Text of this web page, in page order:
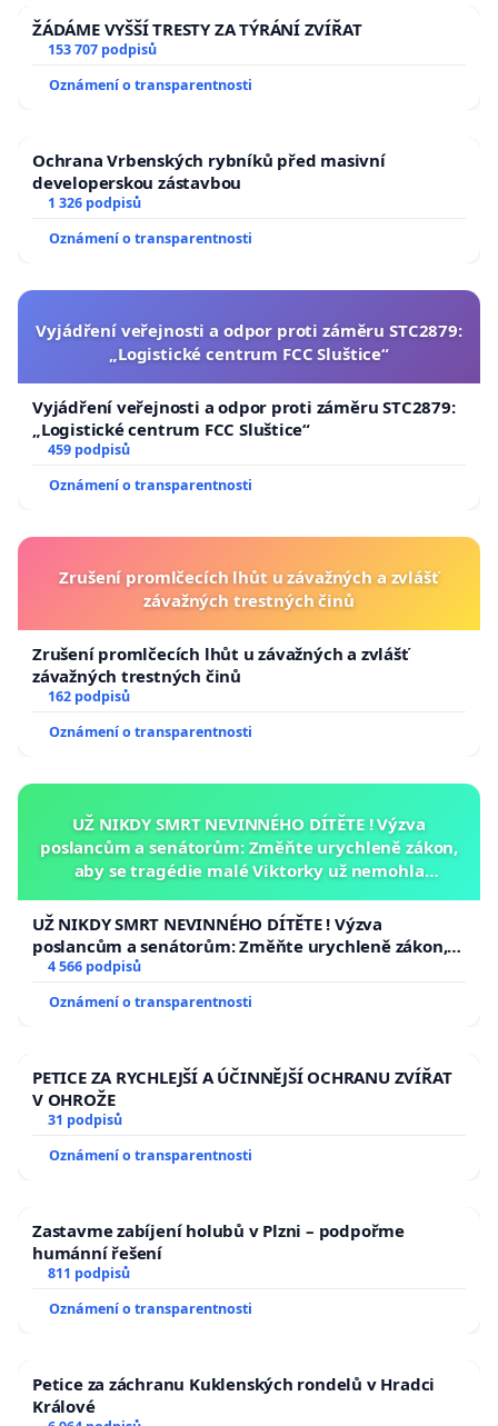
ŽÁDÁME VYŠŠÍ TRESTY ZA TÝRÁNÍ ZVÍŘAT
153 707 podpisů
Oznámení o transparentnosti
Ochrana Vrbenských rybníků před masivní
developerskou zástavbou
1 326 podpisů
Oznámení o transparentnosti
Vyjádření veřejnosti a odpor proti záměru STC2879:
„Logistické centrum FCC Sluštice“
Vyjádření veřejnosti a odpor proti záměru STC2879:
„Logistické centrum FCC Sluštice“
459 podpisů
Oznámení o transparentnosti
Zrušení promlčecích lhůt u závažných a zvlášť
závažných trestných činů
Zrušení promlčecích lhůt u závažných a zvlášť
závažných trestných činů
162 podpisů
Oznámení o transparentnosti
UŽ NIKDY SMRT NEVINNÉHO DÍTĚTE ! Výzva
poslancům a senátorům: Změňte urychleně zákon,
aby se tragédie malé Viktorky už nemohla
UŽ NIKDY SMRT NEVINNÉHO DÍTĚTE ! Výzva
poslancům a senátorům: Změňte urychleně zákon,
aby se tragédie malé Viktorky už nemohla opakovat!
4 566 podpisů
Oznámení o transparentnosti
PETICE ZA RYCHLEJŠÍ A ÚČINNĚJŠÍ OCHRANU ZVÍŘAT
V OHROŽE
31 podpisů
Oznámení o transparentnosti
Zastavme zabíjení holubů v Plzni – podpořme
humánní řešení
811 podpisů
Oznámení o transparentnosti
Petice za záchranu Kuklenských rondelů v Hradci
Králové